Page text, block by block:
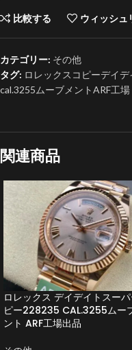
比較する ウィッシュ
カテゴリー: その他
タグ: ロレックスコピーデイ
cal.3255ムーブメントARF工場
関連商品
ロレックス デイデイトスー
ピー228235 CAL.3255ムー
ント ARF工場出品